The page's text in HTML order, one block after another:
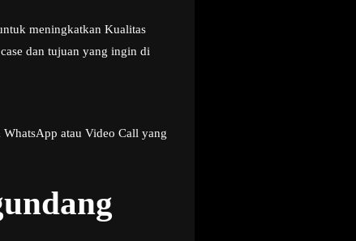
meningkatkan Kualitas
dan tujuan yang ingin di
atau Video Call yang